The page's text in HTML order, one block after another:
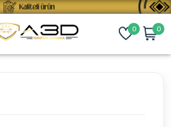
0 0